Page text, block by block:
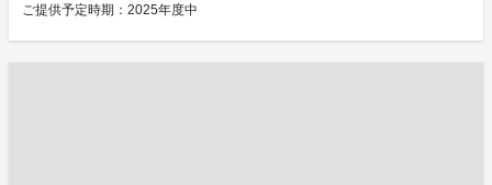
ご提供予定時期：2025年度中